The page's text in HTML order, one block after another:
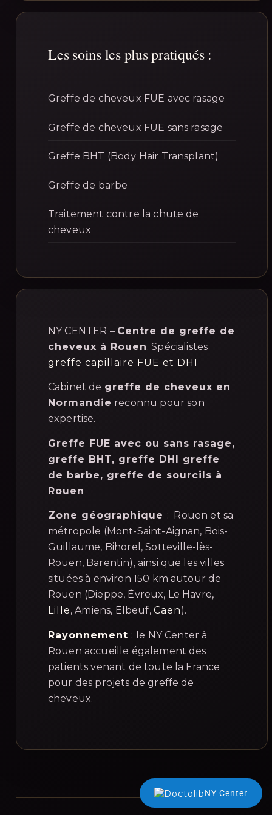
Les soins les plus pratiqués :
Greffe de cheveux FUE avec rasage
Greffe de cheveux FUE sans rasage
Greffe BHT (Body Hair Transplant)
Greffe de barbe
Traitement contre la chute de
cheveux
NY CENTER – Centre de greffe de
cheveux à Rouen. Spécialistes
greffe capillaire FUE et DHI
Cabinet de greffe de cheveux en
Normandie reconnu pour son
expertise.
Greffe FUE avec ou sans rasage,
greffe BHT, greffe DHI greffe
de barbe, greffe de sourcils à
Rouen
Zone géographique : Rouen et sa
métropole (Mont-Saint-Aignan, Bois-
Guillaume, Bihorel, Sotteville-lès-
Rouen, Barentin), ainsi que les villes
situées à environ 150 km autour de
Rouen (Dieppe, Évreux, Le Havre,
Lille, Amiens, Elbeuf, Caen).
Rayonnement : le NY Center à
Rouen accueille également des
patients venant de toute la France
pour des projets de greffe de
cheveux.
NY Center